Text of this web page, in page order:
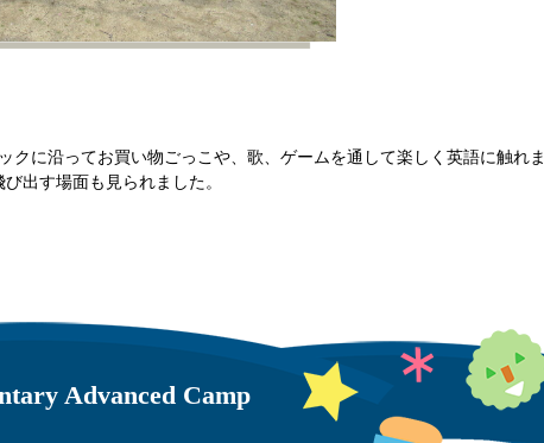
クに沿ってお買い物ごっこや、歌、ゲームを通して楽しく英語に触れま
出す場面も見られました。
Advanced Camp